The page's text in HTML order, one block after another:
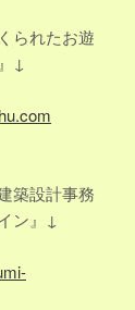
られたお遊
↓
築設計事務
ン』↓